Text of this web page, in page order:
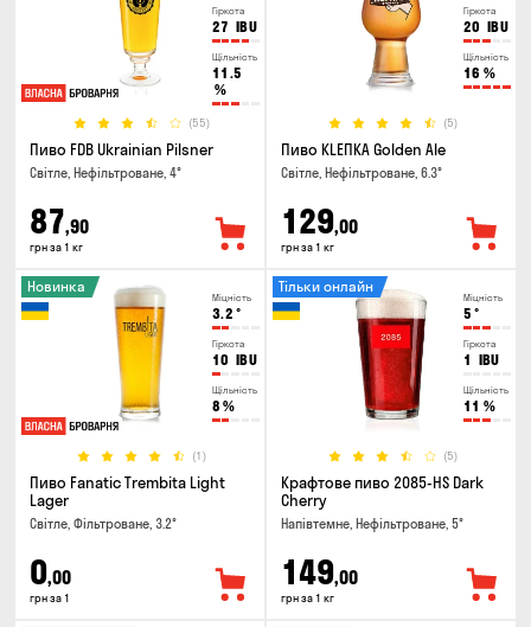
Гіркота
27 IBU
Щільність
11.5
%
(55)
Пиво FDB Ukrainian Pilsner
Світле, Нефільтроване, 4°
87,90
грн за 1 кг
Гіркота
20 IBU
Щільність
16 %
(5)
Пиво KLEПКА Golden Ale
Світле, Нефільтроване, 6.3°
129,00
грн за 1 кг
Міцність
3.2 °
Гіркота
10 IBU
Щільність
8 %
(1)
Новинка
Пиво Fanatic Trembita Light
Lager
Світле, Фільтроване, 3.2°
0,00
грн за 1
Міцність
5 °
Гіркота
1 IBU
Щільність
11 %
(5)
Тільки онлайн
Крафтове пиво 2085-HS Dark
Cherry
Напівтемне, Нефільтроване, 5°
149,00
грн за 1 кг